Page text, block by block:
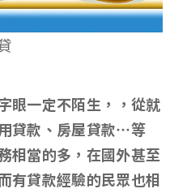
眼一定不陌生，，從就
貸款、房屋貸款…等
相當的多，在國外甚至
有貸款經驗的民眾也相